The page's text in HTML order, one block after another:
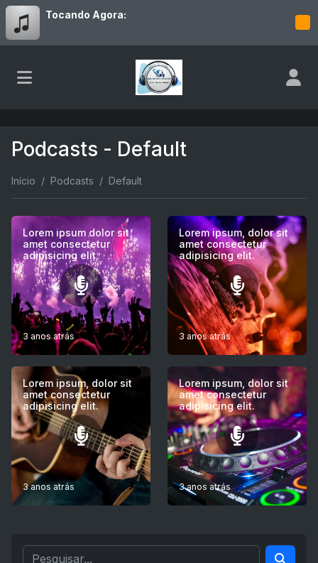
Tocando Agora:
Podcasts - Default
Início Podcasts Default
Lorem ipsum dolor sit
amet consectetur
adipisicing elit.
3 anos atrás
Lorem ipsum, dolor sit
amet consectetur
adipisicing elit.
3 anos atrás
Lorem ipsum, dolor sit
amet consectetur
adipisicing elit.
3 anos atrás
Lorem ipsum, dolor sit
amet consectetur
adipisicing elit.
3 anos atrás